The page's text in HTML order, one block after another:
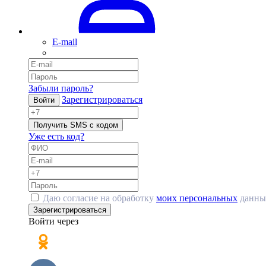
E-mail
Забыли пароль?
Войти Зарегистрироваться
Получить SMS с кодом
Уже есть код?
Даю согласие на обработку моих персональных
Зарегистрироваться
Войти через